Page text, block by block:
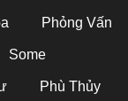
Phỏng Vấn
Some
Phù Thủy